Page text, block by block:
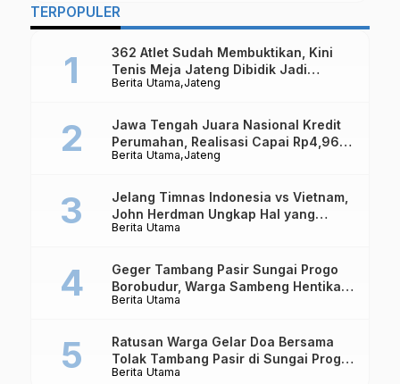
TERPOPULER
Berita Utama Jateng
362 Atlet Sudah Membuktikan, Kini
Tenis Meja Jateng Dibidik Jadi
Kekuatan Nasional
Berita Utama Jateng
Jawa Tengah Juara Nasional Kredit
Perumahan, Realisasi Capai Rp4,96
Triliun
Berita Utama
Jelang Timnas Indonesia vs Vietnam,
John Herdman Ungkap Hal yang
Dipertaruhkan
Berita Utama
Geger Tambang Pasir Sungai Progo
Borobudur, Warga Sambeng Hentikan
Alat Berat dan Usir Truk
Berita Utama
Ratusan Warga Gelar Doa Bersama
Tolak Tambang Pasir di Sungai Progo
Borobudur